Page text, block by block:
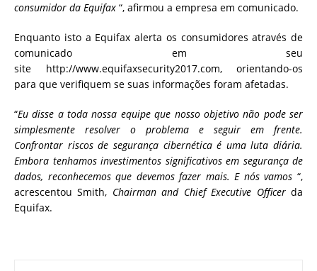
consumidor da Equifax “, afirmou a empresa em comunicado.
Enquanto isto a Equifax alerta os consumidores através de
comunicado em seu
site http://www.equifaxsecurity2017.com, orientando-os
para que verifiquem se suas informações foram afetadas.
“Eu disse a toda nossa equipe que nosso objetivo não pode ser
simplesmente resolver o problema e seguir em frente.
Confrontar riscos de segurança cibernética é uma luta diária.
Embora tenhamos investimentos significativos em segurança de
dados, reconhecemos que devemos fazer mais. E nós vamos “,
acrescentou Smith, Chairman and Chief Executive Officerda
Equifax.